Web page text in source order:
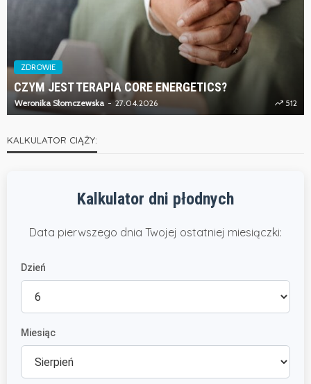
ZDROWIE
CZYM JEST TERAPIA CORE ENERGETICS?
Weronika Słomczewska 27.04.2026 512
KALKULATOR CIĄŻY:
Kalkulator dni płodnych
Data pierwszego dnia Twojej ostatniej miesiączki:
Dzień
Miesiąc